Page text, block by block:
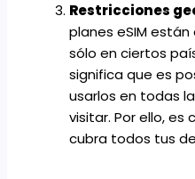
Restricciones
planes eSIM
sólo en ciertos
significa que es
usarlos en todas
visitar. Por ello, es
cubra todos tus